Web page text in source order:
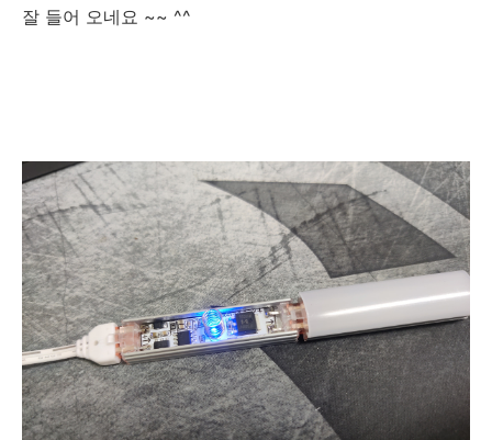
잘 들어 오네요 ~~ ^^